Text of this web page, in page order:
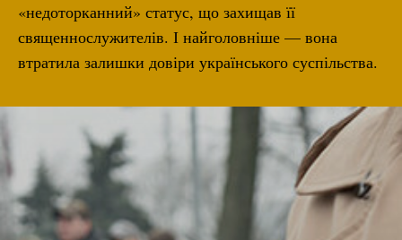
«недоторканний» статус, що захищав її
священнослужителів. І найголовніше — вона
втратила залишки довіри українського суспільства.